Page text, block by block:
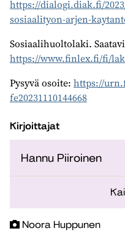
https://dialogi.diak.fi/
sosiaalityon-arjen-
Sosiaalihuoltolaki.
https://www.finlex.fi/fi/
Pysyvä osoite: https://
fe20231110144668
Kirjoittajat
Hannu Piiroinen
Noora Huppunen